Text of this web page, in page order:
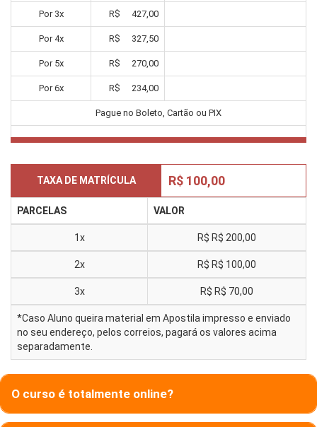
Por 3x R$ 427,00
Por4x R$ 327,50
Por 5x R$ 270,00
Por6x R$ 234,00
Pague no Boleto, Cartão ou PIX
TAXA DE MATRÍCULA R$ 100,00
PARCELAS VALOR
1x R$ R$ 200,00
2x R$ R$ 100,00
3x R$ R$ 70,00
*Caso Aluno queira material em Apostila impresso e enviado
no seu endereço, pelos correios, pagará os valores acima
separadamente.
O curso é totalmente online?